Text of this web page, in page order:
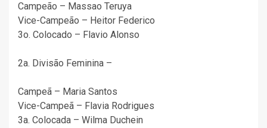
Campeão – Massao Teruya
Vice-Campeão – Heitor Federico
3o. Colocado – Flavio Alonso
2a. Divisão Feminina –
Campeã – Maria Santos
Vice-Campeã – Flavia Rodrigues
3a. Colocada – Wilma Duchein